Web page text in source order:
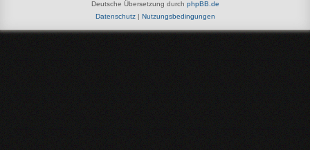
Deutsche Übersetzung durch phpBB.de
Datenschutz| Nutzungsbedingungen